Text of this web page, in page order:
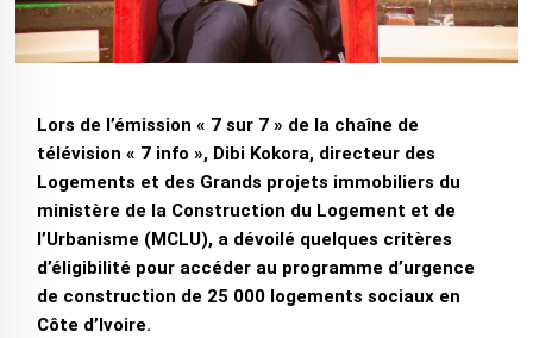
Lors de l’émission « 7 sur 7 » de la chaîne de
télévision « 7 info », Dibi Kokora, directeur des
Logements et des Grands projets immobiliers du
ministère de la Construction du Logement et de
l’Urbanisme (MCLU), a dévoilé quelques critères
d’éligibilité pour accéder au programme d’urgence
de construction de 25 000 logements sociaux en
Côte d’Ivoire.